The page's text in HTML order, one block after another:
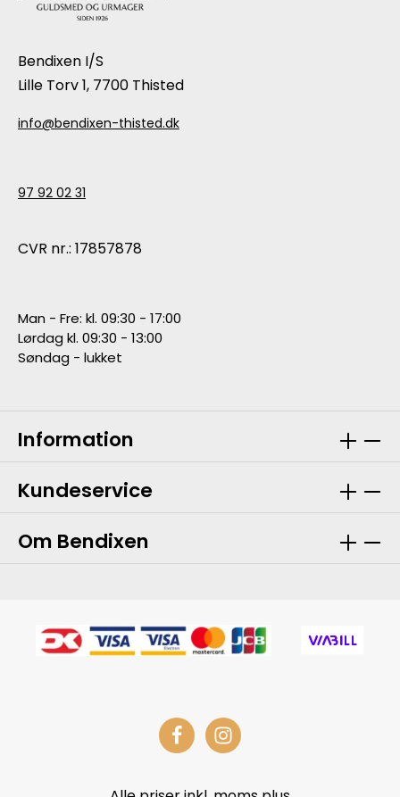
Bendixen I/S
Lille Torv 1, 7700 Thisted
info@bendixen-thisted.dk
97 92 02 31
CVR nr.: 17857878
Man - Fre: kl. 09:30 - 17:00
Lørdag kl. 09:30 - 13:00
Søndag - lukket
Information
Kundeservice
Om Bendixen